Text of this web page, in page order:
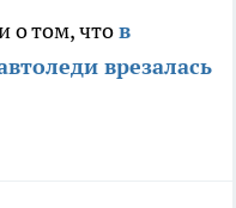
о том, чтов
врезалась